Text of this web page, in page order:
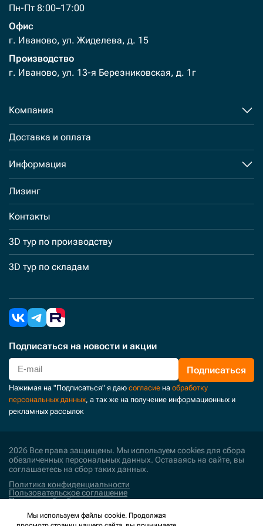
Пн-Пт 8:00–17:00
Офис
г. Иваново, ул. Жиделева, д. 15
Производство
г. Иваново, ул. 13-я Березниковская, д. 1г
Компания
Доставка и оплата
Информация
Лизинг
Контакты
3D тур по производству
3D тур по складам
Подписаться на новости и акции
Подписаться
Нажимая на "Подписаться" я даю согласие на обработку
персональных данных, а так же на получение информационных и
рекламных рассылок
2026 Все права защищены. Мы используем cookies для сбора
обезличенных персональных данных. Оставаясь на сайте, вы
соглашаетесь на сбор таких данных.
Политика конфиденциальности
Пользовательское соглашение
Политика обработки персональных данных
Мы используем файлы cookie. Продолжая